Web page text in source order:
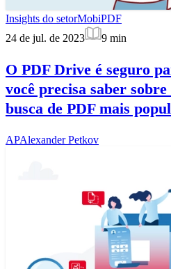
Insights do setorMobiPDF
24 de jul. de 2023
9 min
O PDF Drive é seguro
você precisa saber
busca de PDF mais
APAlexander Petkov